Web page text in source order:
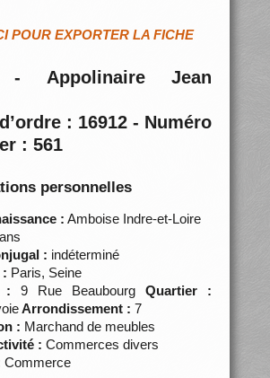
POUR EXPORTER LA FICHE
- Appolinaire Jean
: 16912 - Numéro
: 561
personnelles
: Amboise Indre-et-Loire
: indéterminé
: Paris, Seine
: 9 Rue BeaubourgQuartier :
Arrondissement : 7
: Marchand de meubles
: Commerces divers
Commerce